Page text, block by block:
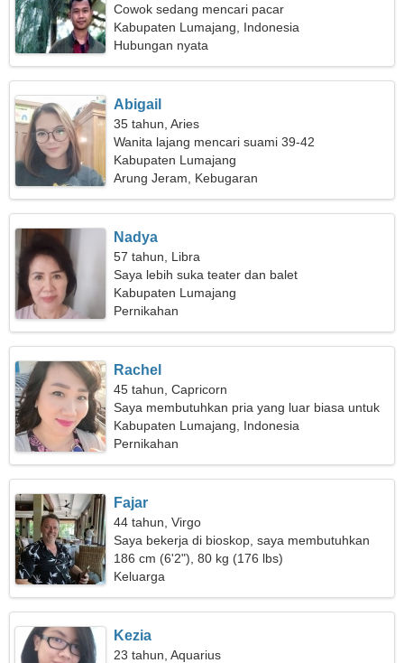
Cowok sedang mencari pacar
Kabupaten Lumajang, Indonesia
Hubungan nyata
Abigail
35 tahun, Aries
Wanita lajang mencari suami 39-42
Kabupaten Lumajang
Arung Jeram, Kebugaran
Nadya
57 tahun, Libra
Saya lebih suka teater dan balet
Kabupaten Lumajang
Pernikahan
Rachel
45 tahun, Capricorn
Saya membutuhkan pria yang luar biasa untuk
bermain ski bersama
Kabupaten Lumajang, Indonesia
Pernikahan
Fajar
44 tahun, Virgo
Saya bekerja di bioskop, saya membutuhkan
wanita yang sempurna
186 cm (6'2"), 80 kg (176 lbs)
Keluarga
Kezia
23 tahun, Aquarius